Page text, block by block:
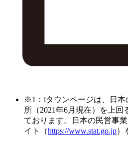
※1：iタウンページは、日本
所（2021年6月現在）を上
ております。日本の民営事
イト（https://www.stat.go.jp）